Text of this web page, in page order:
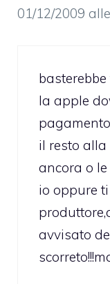
01/12/2009
la apple
il resto alla
ancora o
io oppure
avvisato